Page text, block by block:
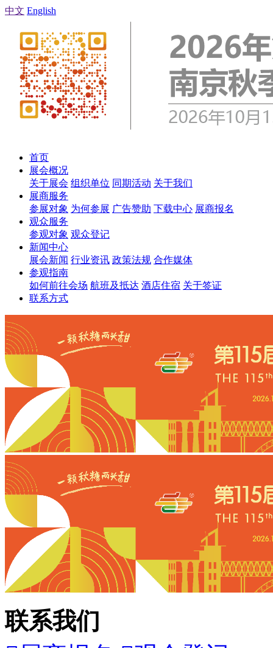
中文 English
首页
展会概况
关于展会 组织单位 同期活动 关于我们
展商服务
参展对象 为何参展 广告赞助 下载中心 展商报名
观众服务
参观对象 观众登记
新闻中心
展会新闻 行业资讯 政策法规 合作媒体
参观指南
如何前往会场 航班及抵达 酒店住宿 关于签证
联系方式
联系我们